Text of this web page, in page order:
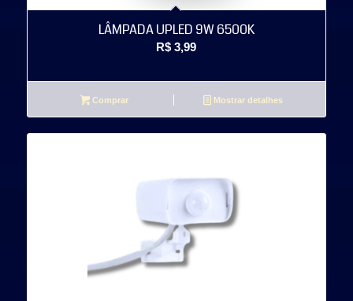
LÂMPADA UPLED 9W 6500K
R$ 3,99
Comprar Mostrar detalhes